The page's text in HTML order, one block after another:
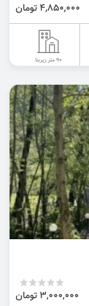
4,850,000 تومان
90 متر زیربنا
3,000,000 تومان